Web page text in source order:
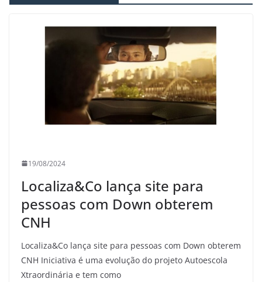
19/08/2024
Localiza&Co lança site para
pessoas com Down obterem
CNH
Localiza&Co lança site para pessoas com Down obterem
CNH Iniciativa é uma evolução do projeto Autoescola
Xtraordinária e tem como